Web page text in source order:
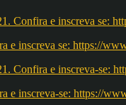
e inscreva se:
e inscreva-se: